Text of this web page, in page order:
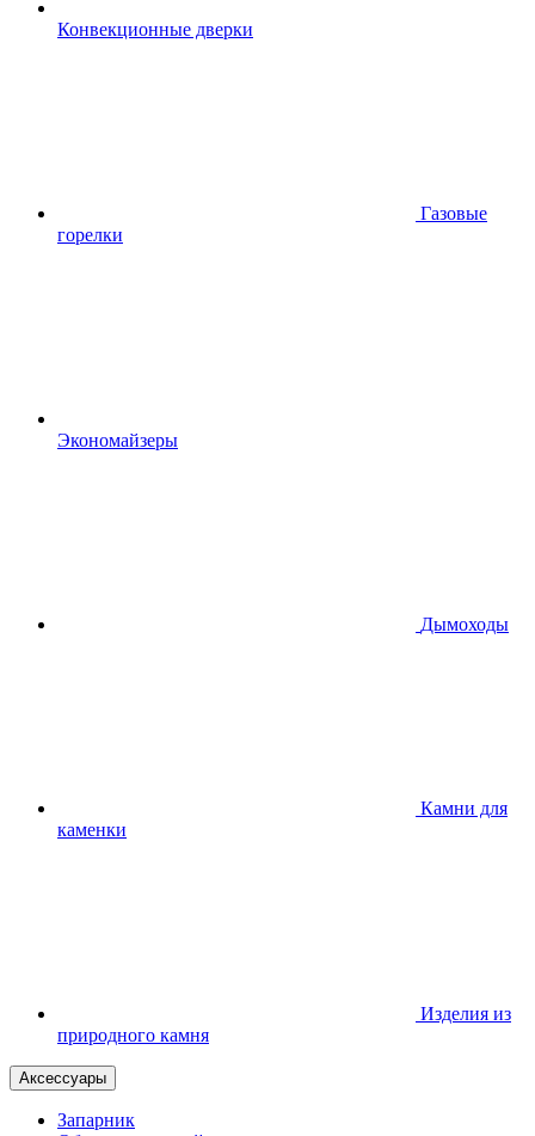
Конвекционные дверки
Газовые
горелки
Экономайзеры
Дымоходы
Камни для
каменки
Изделия из
природного камня
Аксессуары
Запарник